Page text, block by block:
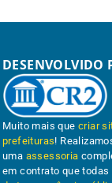
DESENVOLVIDO
Muito mais quecriar
prefeituras!
uma assessoria
em contrato que